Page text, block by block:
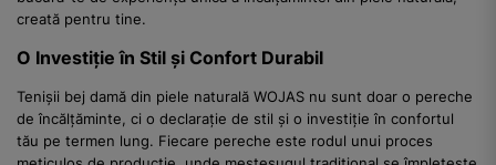
creată pentru tine.
O Investiție în Stil și Confort Durabil
Tenișii bej damă din piele naturală WOJAS nu sunt doar o pereche
de încălțăminte, ci o declarație de stil și o investiție în confortul
tău pe termen lung. Fiecare pereche este rodul unui proces